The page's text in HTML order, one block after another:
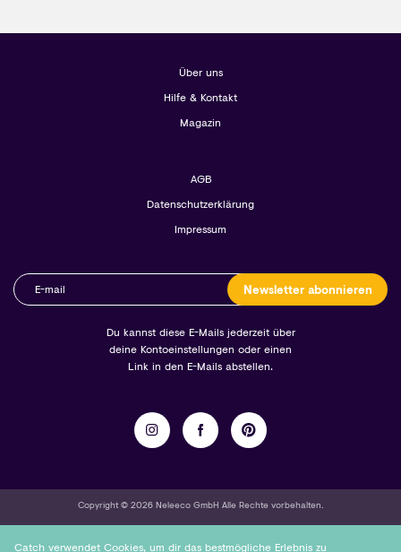
Über uns
Hilfe & Kontakt
Magazin
AGB
Datenschutzerklärung
Impressum
Newsletter abonnieren
Du kannst diese E-Mails jederzeit über
deine Kontoeinstellungen oder einen
Link in den E-Mails abstellen.
Copyright © 2026 Neleeco GmbH Alle Rechte vorbehalten.
Catch verwendet Cookies, um dir das bestmögliche Erlebnis zu